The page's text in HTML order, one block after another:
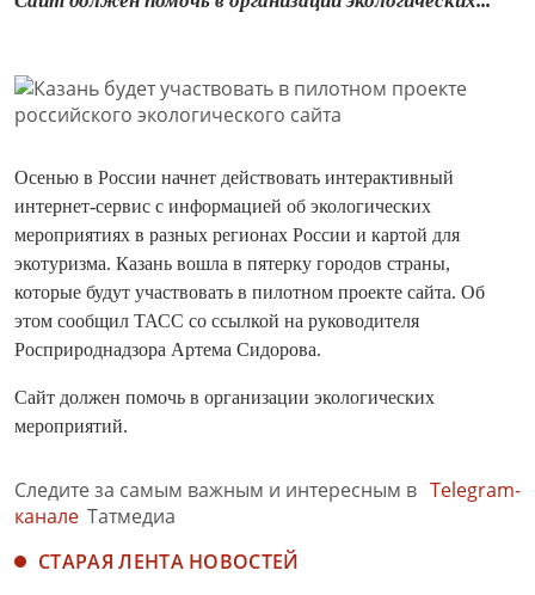
Осенью в России начнет действовать интерактивный
интернет-сервис с информацией об экологических
мероприятиях в разных регионах России и картой для
экотуризма. Казань вошла в пятерку городов страны,
которые будут участвовать в пилотном проекте сайта. Об
этом сообщил ТАСС со ссылкой на руководителя
Росприроднадзора Артема Сидорова.
Сайт должен помочь в организации экологических
мероприятий.
Следите за самым важным и интересным в Telegram-
канале Татмедиа
СТАРАЯ ЛЕНТА НОВОСТЕЙ